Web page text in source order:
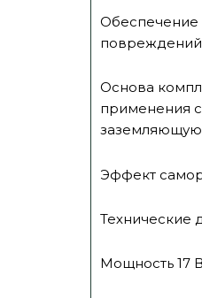
Обеспечение
Основа
применения
Эффект
Технические
Мощность 17